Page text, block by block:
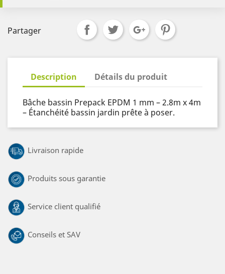
Partager
Description Détails du produit
Bâche bassin Prepack EPDM 1 mm – 2.8m x 4m
– Étanchéité bassin jardin prête à poser.
Livraison rapide
Produits sous garantie
Service client qualifié
Conseils et SAV